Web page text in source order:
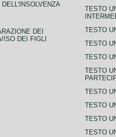
DEI
DEI FIGLI
TESTO
TESTO
TESTO
TESTO
TESTO
TESTO
TESTO
TESTO
TESTO